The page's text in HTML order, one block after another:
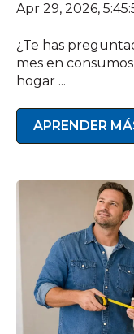
Apr 29, 2026,
¿Te has
mes en
hogar ...
APRENDER